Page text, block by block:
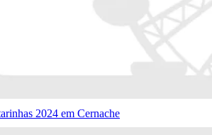
2024 em Cernache